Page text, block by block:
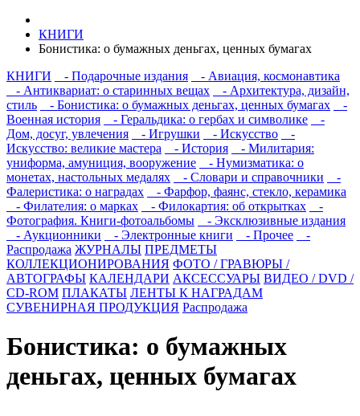
КНИГИ
Бонистика: о бумажных деньгах, ценных бумагах
КНИГИ
- Подарочные издания
- Авиация, космонавтика
- Антиквариат: о старинных вещах
- Архитектура, дизайн,
стиль
- Бонистика: о бумажных деньгах, ценных бумагах
-
Военная история
- Геральдика: о гербах и символике
-
Дом, досуг, увлечения
- Игрушки - Искусство
-
Искусство: великие мастера
- История
- Милитария:
униформа, амуниция, вооружение
- Нумизматика: о
монетах, настольных медалях
- Словари и справочники
-
Фалеристика: о наградах
- Фарфор, фаянс, стекло, керамика
- Филателия: о марках
- Филокартия: об открытках
-
Фотография. Книги-фотоальбомы
- Эксклюзивные издания
- Аукционники
- Электронные книги - Прочее
-
Распродажа ЖУРНАЛЫ ПРЕДМЕТЫ
КОЛЛЕКЦИОНИРОВАНИЯ ФОТО / ГРАВЮРЫ /
АВТОГРАФЫ КАЛЕНДАРИ АКСЕССУАРЫ ВИДЕО / DVD /
CD-ROM ПЛАКАТЫ ЛЕНТЫ К НАГРАДАМ
СУВЕНИРНАЯ ПРОДУКЦИЯ Распродажа
Бонистика: о бумажных
деньгах, ценных бумагах